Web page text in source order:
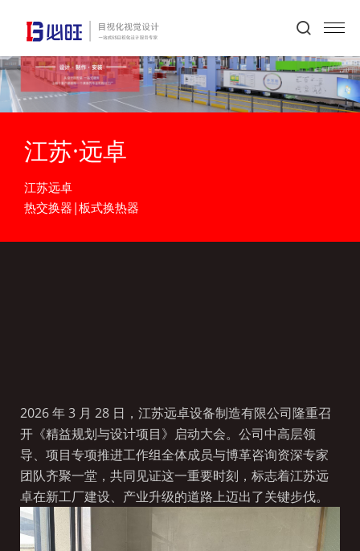
江苏·远卓
江苏远卓
热交换器|板式换热器
2026 年 3 月 28 日， 江苏远卓设备制造有限公司隆重召
开《精益规划与设计项目》启动大会。公司中高层领
导、项目专项推进工作组全体成员与博革咨询资深专家
团队齐聚一堂，共同见证这一重要时刻，标志着江苏远
卓在新工厂建设、产业升级的道路上迈出了关键步伐。